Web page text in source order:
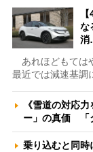
な
あれほどもては
最近では減速基調
《雪道の対応
ー」の真価 「
乗り込むと同時